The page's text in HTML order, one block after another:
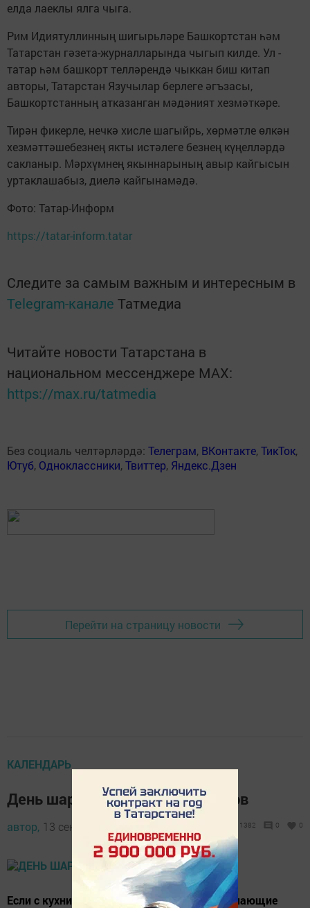
елда лаеклы ялга чыга.
Рим Идиятуллинның шигырьләре Башкортстан һәм
Татарстан гәзета-журналларында чыгып килде. Ул -
татар һәм башкорт телләрендә чыккан биш китап
авторы, Татарстан Язучылар берлеге әгъзасы,
Башкортстанның атказанган мәдәният хезмәткәре.
Тирән фикерле, нечкә хисле шагыйрь, хөрмәтле өлкән
хезмәттәшебезнең якты истәлеге безнең күңелләрдә
сакланыр. Мәрхүмнең якыннарының авыр кайгысын
уртаклашабыз, диелә кайгынамәдә.
Фото: Татар-Информ
https://tatar-inform.tatar
Следите за самым важным и интересным в
Telegram-канале Татмедиа
Читайте новости Татарстана в
национальном мессенджере MАХ:
https://max.ru/tatmedia
Без социаль челтәрләрдә: Телеграм, ВКонтакте,ТикТок,
Ютуб, Одноклассники,Твиттер, Яндекс.Дзен
Перейти на страницу новости
КАЛЕНДАРЬ
День шарлоток и осенних пирогов
автор, 13 сентябрь 2018 - 08:00 1382 0 0
Если с кухни доносятся сладкие, умопомрачающие